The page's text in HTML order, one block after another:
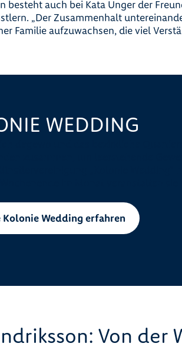
besteht auch bei Kata Unger der
„Der Zusammenhalt
Familie aufzuwachsen, die viel
WEDDING
Wedding erfahren
Von der